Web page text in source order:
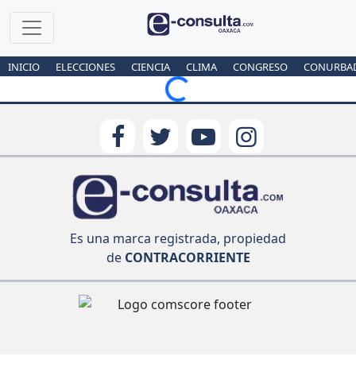
INICIO ELECCIONES CIENCIA CLIMA CONGRESO
Loading...
Es una marca registrada, propiedad
deCONTRACORRIENTE